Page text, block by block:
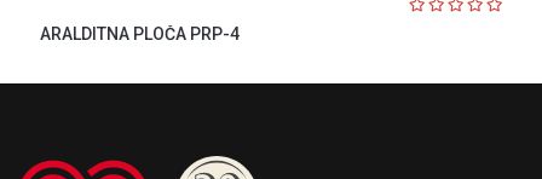
ARALDITNA PLOČA PRP-4